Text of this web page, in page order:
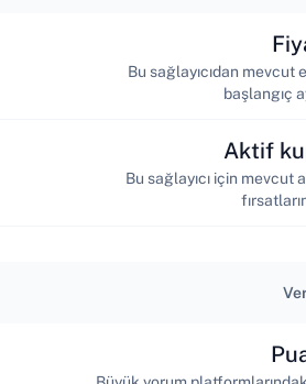
Bu sağlayıcıdan mevcut
başlangıç
Aktif
Bu sağlayıcı için mevcut